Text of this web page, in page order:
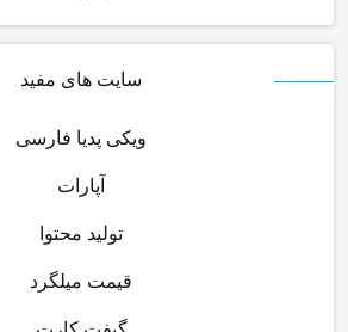
سایت های مفید
ویکی پدیا فارسی
آپارات
تولید محتوا
قیمت میلگرد